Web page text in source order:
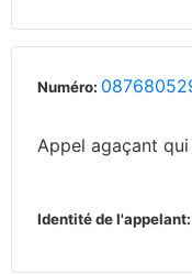
Numéro:
Appel agaçant
Identité de l'appelant: